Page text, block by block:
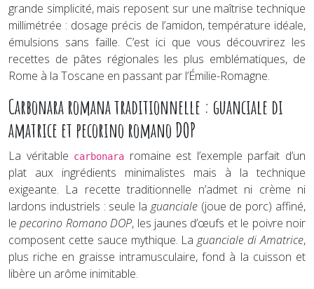
grande simplicité, mais reposent sur une maîtrise technique
millimétrée : dosage précis de l’amidon, température idéale,
émulsions sans faille. C’est ici que vous découvrirez les
recettes de pâtes régionales les plus emblématiques, de
Rome à la Toscane en passant par l’Émilie-Romagne.
Carbonara romana traditionnelle : guanciale di
amatrice et pecorino romano DOP
La véritable carbonara romaine est l’exemple parfait d’un
plat aux ingrédients minimalistes mais à la technique
exigeante. La recette traditionnelle n’admet ni crème ni
lardons industriels : seule la guanciale(joue de porc) affiné,
lepecorino Romano DOP, les jaunes d’œufs et le poivre noir
composent cette sauce mythique. Laguanciale di Amatrice,
plus riche en graisse intramusculaire, fond à la cuisson et
libère un arôme inimitable.